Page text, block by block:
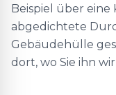
Beispiel über
abgedichtete
Gebäudehülle
dort, wo Sie ihn